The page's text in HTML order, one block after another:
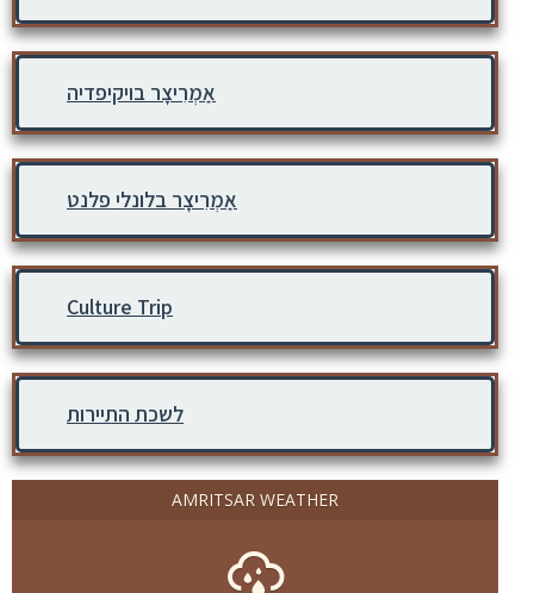
אַמְרִיצָר בויקיפדיה
אַמְרִיצָר בלונלי פלנט
Culture Trip
לשכת התיירות
AMRITSAR WEATHER